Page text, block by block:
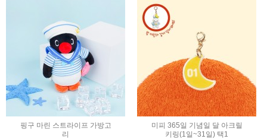
핑구 마린 스트라이프 가방고
리
미피 365일 기념일 달 아크릴
키링(1일~31일) 택1